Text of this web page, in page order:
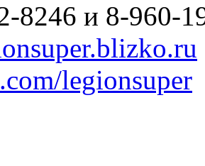
8246 и 8-960-
legionsuper